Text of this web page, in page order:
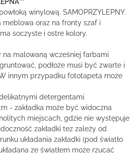
winylową. SAMOPRZYLEPNY.
meblowa oraz na fronty szaf i
soczyste i ostre kolory.
malowaną wcześniej farbami
podłoże musi być zwarte i
innym przypadku fototapeta może
detergentami.
- zakładka może być widoczna
miejscach, gdzie nie występuje
zakładki tez zależy od
układania zakładki (pod światło
ze światłem może rzucać